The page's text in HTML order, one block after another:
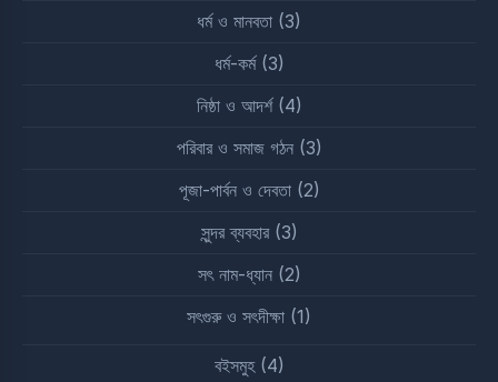
ধর্ম ও মানবতা (3)
ধর্ম-কর্ম(3)
নিষ্ঠা ও আদর্শ(4)
পরিবার ও সমাজ গঠন(3)
পূজা-পার্বন ও দেবতা(2)
সুন্দর ব্যবহার(3)
সৎ নাম-ধ্যান(2)
সৎগুরু ও সৎদীক্ষা (1)
বইসমুহ(4)